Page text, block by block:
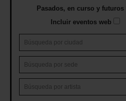
Pasados, en curso y futuros
Incluir eventos web